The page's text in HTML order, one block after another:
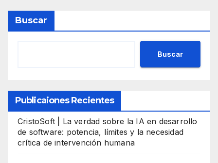
Buscar
Buscar
Publicaiones Recientes
CristoSoft | La verdad sobre la IA en desarrollo
de software: potencia, límites y la necesidad
crítica de intervención humana